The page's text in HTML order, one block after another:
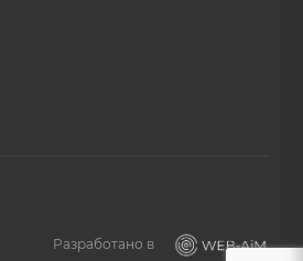
Разработано в